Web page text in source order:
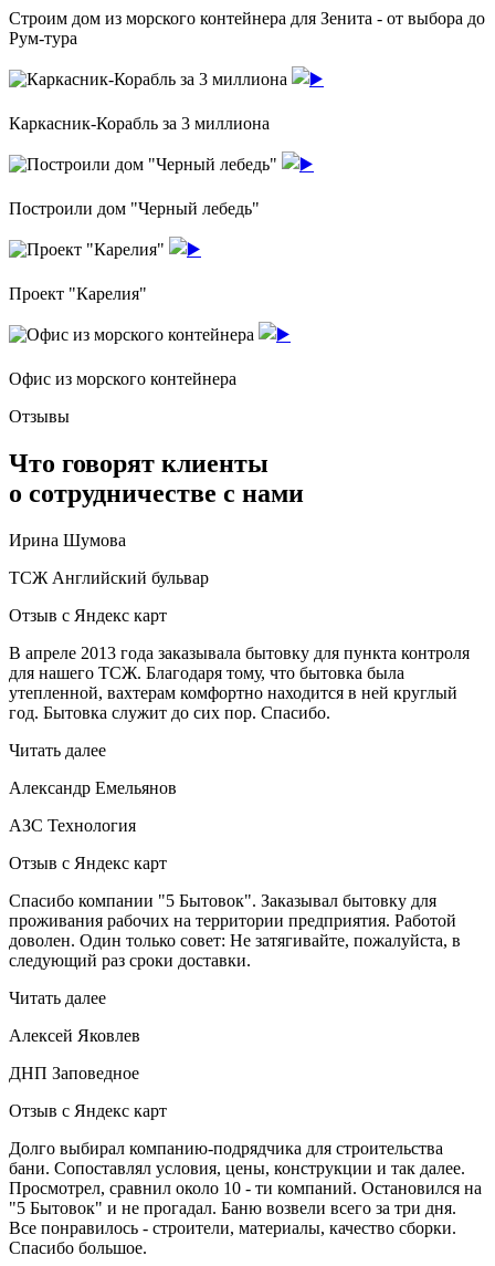
Строим дом из морского контейнера для Зенита - от выбора до
Рум-тура
Каркасник-Корабль за 3 миллиона
Построили дом "Черный лебедь"
Проект "Карелия"
Офис из морского контейнера
Отзывы
Что говорят клиенты
о сотрудничестве с нами
Ирина Шумова
ТСЖ Английский бульвар
Отзыв с Яндекс карт
В апреле 2013 года заказывала бытовку для пункта контроля
для нашего ТСЖ. Благодаря тому, что бытовка была
утепленной, вахтерам комфортно находится в ней круглый
год. Бытовка служит до сих пор. Спасибо.
Читать далее
Александр Емельянов
АЗС Технология
Отзыв с Яндекс карт
Спасибо компании "5 Бытовок". Заказывал бытовку для
проживания рабочих на территории предприятия. Работой
доволен. Один только совет: Не затягивайте, пожалуйста, в
следующий раз сроки доставки.
Читать далее
Алексей Яковлев
ДНП Заповедное
Отзыв с Яндекс карт
Долго выбирал компанию-подрядчика для строительства
бани. Сопоставлял условия, цены, конструкции и так далее.
Просмотрел, сравнил около 10 - ти компаний. Остановился на
"5 Бытовок" и не прогадал. Баню возвели всего за три дня.
Все понравилось - строители, материалы, качество сборки.
Спасибо большое.